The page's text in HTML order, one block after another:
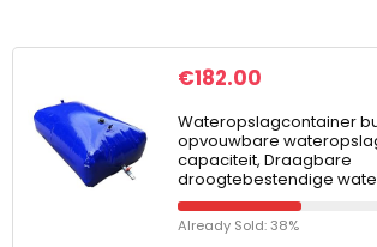
€182.00
Wateropslagcontainer
opvouwbare
capaciteit, Draagbare
droogtebestendige
Already Sold: 38%